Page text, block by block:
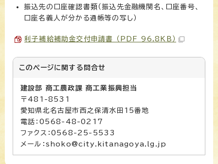
振込先の口座確認書類（振込先金融機関名、口座番号、
口座名義人が分かる通帳等の写し）
利子補給補助金交付申請書 （PDF 96.8KB）
このページに関する 問合せ
建設部 商工農政課 商工業振興担当
〒481-8531
愛知県北名古屋市西之保清水田15番地
電話：0568-48-0217
ファクス：0568-25-5533
メール：shoko@city.kitanagoya.lg.jp